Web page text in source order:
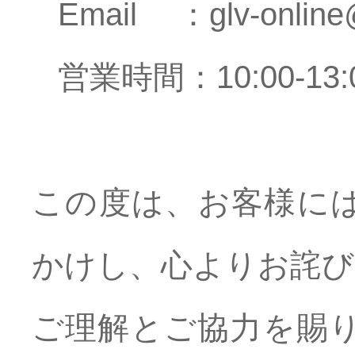
Email ：glv-
営業時間：10:00-
この度は、お客様に
かけし、心よりお詫
ご理解とご協力を賜